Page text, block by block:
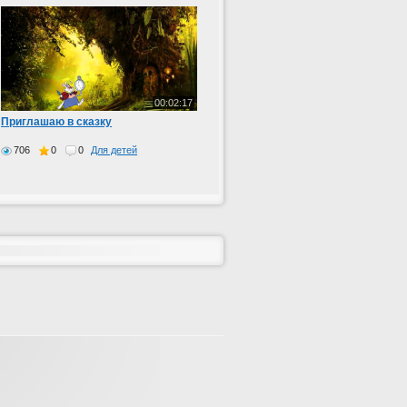
00:02:17
Приглашаю в сказку
706 0 0 Для детей